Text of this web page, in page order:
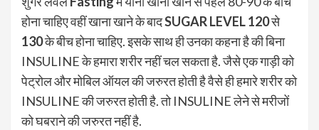
होना चाहिए वहीं खाना खाने के बादSUGAR LEVEL 120से
130के बीच होना चाहिए. इसके साथ ही उनका कहना है की बिना
INSULINE के हमारा शरीर नहीं चल सकता है. जैसे एक गाड़ी को
पेट्रोल और मोबिल ऑयल की जरुरत होती है वैसे ही हमारे शरीर को
INSULINE की जरुरत होती है. तो INSULINE लेने से मरीजों
को घबराने की जरुरत नहीं है.